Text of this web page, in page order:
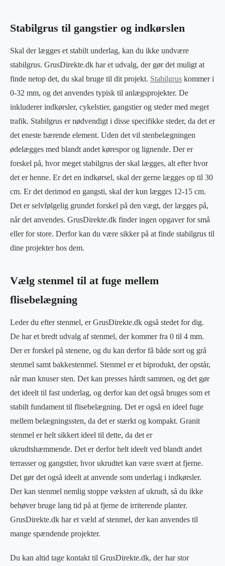
Stabilgrus til gangstier og indkørslen
Skal der lægges et stabilt underlag, kan du ikke undvære
stabilgrus. GrusDirekte.dk har et udvalg, der gør det muligt at
finde netop det, du skal bruge til dit projekt. Stabilgrus kommer i
0-32 mm, og det anvendes typisk til anlægsprojekter. De
inkluderer indkørsler, cykelstier, gangstier og steder med meget
trafik. Stabilgrus er nødvendigt i disse specifikke steder, da det er
det eneste bærende element. Uden det vil stenbelægningen
ødelægges med blandt andet kørespor og lignende. Der er
forskel på, hvor meget stabilgrus der skal lægges, alt efter hvor
det er henne. Er det en indkørsel, skal der gerne lægges op til 30
cm. Er det derimod en gangsti, skal der kun lægges 12-15 cm.
Det er selvfølgelig grundet forskel på den vægt, der lægges på,
når det anvendes. GrusDirekte.dk finder ingen opgaver for små
eller for store. Derfor kan du være sikker på at finde stabilgrus til
dine projekter hos dem.
Vælg stenmel til at fuge mellem
flisebelægning
Leder du efter stenmel, er GrusDirekte.dk også stedet for dig.
De har et bredt udvalg af stenmel, der kommer fra 0 til 4 mm.
Der er forskel på stenene, og du kan derfor få både sort og grå
stenmel samt bakkestenmel. Stenmel er et biprodukt, der opstår,
når man knuser sten. Det kan presses hårdt sammen, og det gør
det ideelt til fast underlag, og derfor kan det også bruges som et
stabilt fundament til flisebelægning. Det er også en ideel fuge
mellem belægningssten, da det er stærkt og kompakt. Granit
stenmel er helt sikkert ideel til dette, da det er
ukrudtshæmmende. Det er derfor helt ideelt ved blandt andet
terrasser og gangstier, hvor ukrudtet kan være svært at fjerne.
Det gør det også ideelt at anvende som underlag i indkørsler.
Der kan stenmel nemlig stoppe væksten af ukrudt, så du ikke
behøver bruge lang tid på at fjerne de irriterende planter.
GrusDirekte.dk har et væld af stenmel, der kan anvendes til
mange spændende projekter.
Du kan altid tage kontakt til GrusDirekte.dk, der har stor